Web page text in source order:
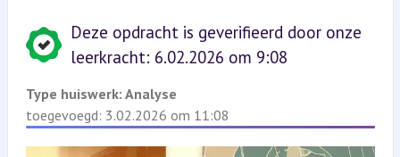
Deze opdracht is geverifieerd door onze
leerkracht: 6.02.2026 om 9:08
Type huiswerk: Analyse
toegevoegd: 3.02.2026 om 11:08